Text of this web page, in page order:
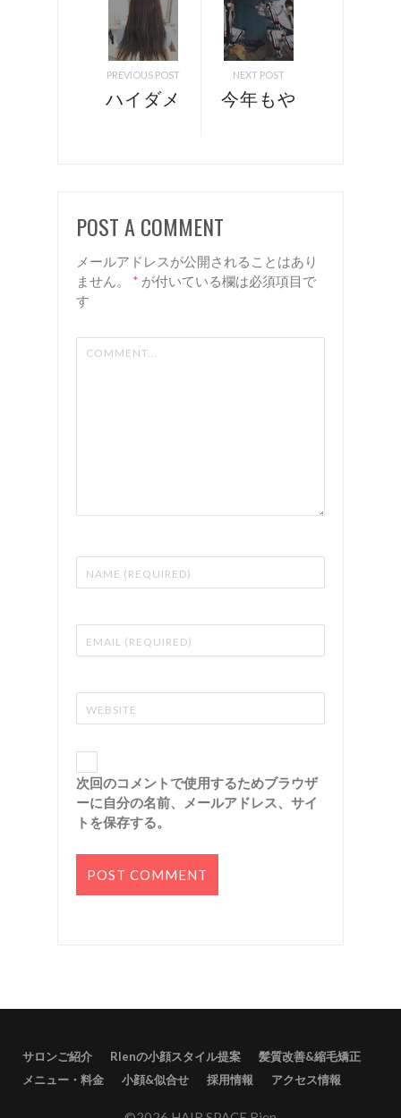
PREVIOUS POST
ハイダメ
谷 美容
室 リア
ン
NEXT POST
今年もや
POST A COMMENT
メールアドレスが公開されることはあり
ません。
* が付いている欄は必須項目で
す
次回のコメントで使用するためブラウザ
ーに自分の名前、メールアドレス、サイ
トを保存する。
サロンご紹介 RIenの小顔スタイル提案
髪質改善&縮毛矯正
メニュー・料金
小顔&似合せ 採用情報 アクセス情報